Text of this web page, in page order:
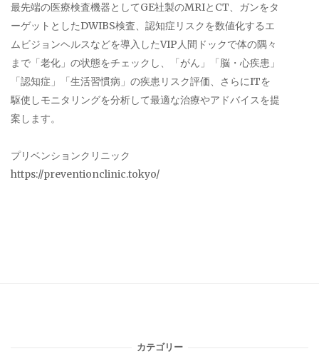
最先端の医療検査機器としてGE社製のMRIとCT、ガンをタ
ーゲットとしたDWIBS検査、認知症リスクを数値化するエ
ムビジョンヘルスなどを導入したVIP人間ドックで体の隅々
まで「老化」の状態をチェックし、「がん」「脳・心疾患」
「認知症」「生活習慣病」の疾患リスク評価、さらにITを
駆使しモニタリングを分析して最適な治療やアドバイスを提
案します。
プリベンションクリニック
https://preventionclinic.tokyo/
カテゴリー